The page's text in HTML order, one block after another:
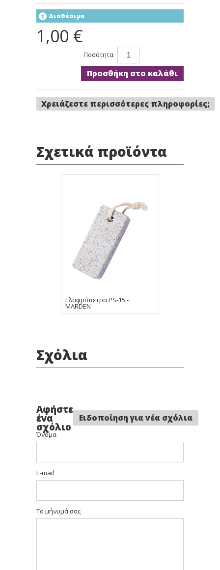
Διαθέσιμο
1,00 €
Ποσότητα
Προσθήκη στο καλάθι
Χρειάζεστε περισσότερες πληροφορίες;
Σχετικά προϊόντα
Ελαφρόπετρα PS-15 -
MARDEN
Σχόλια
Αφήστε
ένα
σχόλιο
Ειδοποίηση για νέα σχόλια
Όνομα
E-mail
Το μήνυμά σας